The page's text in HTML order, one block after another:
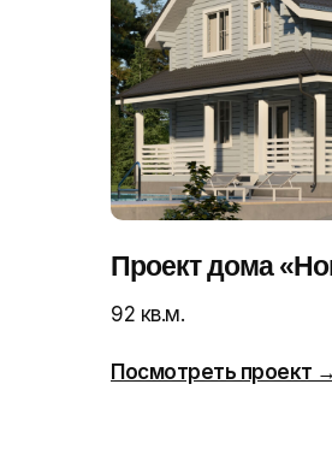
Проект дома
92 кв.м.
Посмотреть проект →